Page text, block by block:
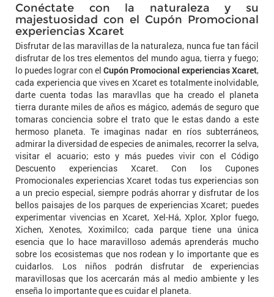
Conéctate con la naturaleza y su
majestuosidad con el Cupón Promocional
experiencias Xcaret
Disfrutar de las maravillas de la naturaleza, nunca fue tan fácil
disfrutar de los tres elementos del mundo agua, tierra y fuego;
lo puedes lograr con el Cupón Promocional experiencias Xcaret,
cada experiencia que vives en Xcaret es totalmente inolvidable,
darte cuenta todas las maravllas que ha creado el planeta
tierra durante miles de años es mágico, además de seguro que
tomaras conciencia sobre el trato que le estas dando a este
hermoso planeta. Te imaginas nadar en ríos subterráneos,
admirar la diversidad de especies de animales, recorrer la selva,
visitar el acuario; esto y más puedes vivir con el Código
Descuento experiencias Xcaret. Con los Cupones
Promocionales experiencias Xcaret todas tus experiencias son
a un precio especial, siempre podrás ahorrar y disfrutar de los
bellos paisajes de los parques de experiencias Xcaret; puedes
experimentar vivencias en Xcaret, Xel-Há, Xplor, Xplor fuego,
Xichen, Xenotes, Xoximilco; cada parque tiene una única
esencia que lo hace maravilloso además aprenderás mucho
sobre los ecosistemas que nos rodean y lo importante que es
cuidarlos. Los niños podrán disfrutar de experiencias
maravillosas que los acercarán más al medio ambiente y les
enseña lo importante que es cuidar el planeta.